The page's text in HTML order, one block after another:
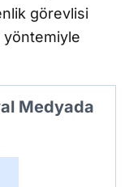
görevlisi
yöntemiyle
Medyada